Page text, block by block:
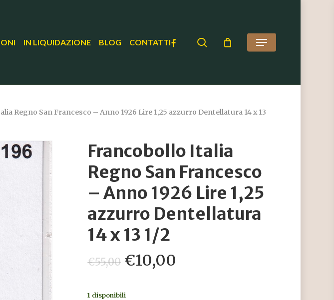
IN LIQUIDAZIONE BLOG CONTATTIFACEBOOK search Menu
Regno San Francesco – Anno 1926 Lire 1,25 azzurro Dentellatura 14 x 13
Francobollo Italia
Regno San Francesco
– Anno 1926 Lire 1,25
azzurro Dentellatura
14 x 13 1/2
€55,00 Il
prezzo
originale
€10,00
1 disponibili